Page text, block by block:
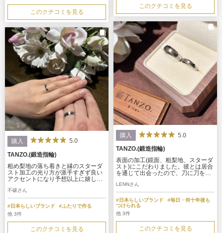
このクチコミを見る
このクチコミを見る
購入
5.0
TANZO.(鍛造指輪)
表面の加工(鏡面、粗梨地、スターダ
スト)にこだわりました。彼とは居合
を通じて出会ったので、刀に刀を連
いただきました。特に縁のスターダ
ストのさりげない煌めきが気に入っ
ています。
LENNさん
#日本らしいブランド
#毎日・何十年後も
つけられる
他 3件
このクチコミを見る
購入
5.0
TANZO.(鍛造指輪)
粗め梨地の落ち着きと縁のスターダ
スト加工の光り方が派手すぎず良い
アクセントになり予想以上に嬉しく
の指輪の上下の付け方と逆に付ける
楽しみもあり，出来上がりの加工技
術に心踊りました。
不破さん
#日本らしいブランド
#ふたりで作る
他 3件
このクチコミを見る